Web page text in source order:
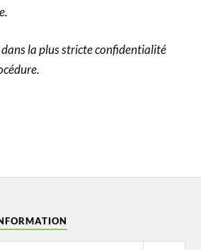
dans la plus stricte confidentialité